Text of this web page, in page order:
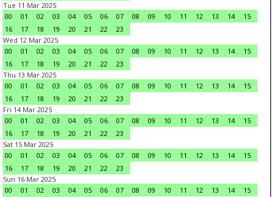
Tue 11 Mar 2025
00
01 02 03 04 05 06 07 08 09 10 11 12 13 14
15
16
17 18 19 20 21 22
23
Wed 12 Mar 2025
00
01 02 03 04 05 06 07 08 09 10 11 12 13 14
15
16
17 18 19 20 21 22
23
Thu 13 Mar 2025
00
01 02 03 04 05 06 07 08 09 10 11 12 13 14
15
16
17 18 19 20 21 22
23
Fri 14 Mar 2025
00
01 02 03 04 05 06 07 08 09 10 11 12 13 14
15
16
17 18 19 20 21 22
23
Sat 15 Mar 2025
00
01 02 03 04 05 06 07 08 09 10 11 12 13 14
15
16
17 18 19 20 21 22
23
Sun 16 Mar 2025
00
01 02 03 04 05 06 07 08 09 10 11 12 13 14
15